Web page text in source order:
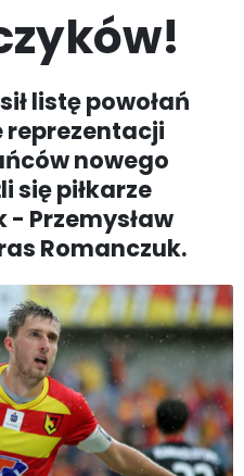
listę powołań
reprezentacji
nowego
się piłkarze
- Przemysław
Romanczuk.